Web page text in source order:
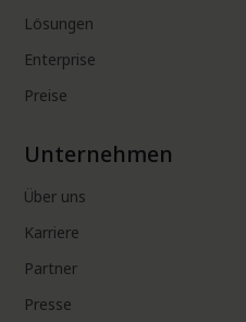
Lösungen
Enterprise
Preise
Unternehmen
Über uns
Karriere
Partner
Presse